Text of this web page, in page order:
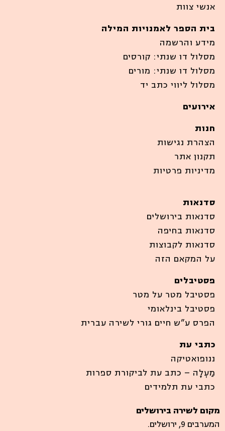
אנשי צוות
בית הספר לאמנויות המילה
מידע והרשמה
מסלול דו שנתי: קורסים
מסלול דו שנתי: מורים
מסלול ליווי כתב יד
אירועים
חנות
הצהרת נגישות
תקנון אתר
מדיניות פרטיות
סדנאות
סדנאות בירושלים
סדנאות בחיפה
סדנאות לקבוצות
על המקאם הזה
פסטיבלים
פסטיבל מטר על מטר
פסטיבל בינלאומי
הפרס ע”ש חיים גורי לשירה עברית
כתבי עת
ננופואטיקה
מַעְלָה – כתב עת לביקורת ספרות
כתבי עת תלמידים
מקום לשירה בירושלים
המערבים 9, ירושלים.